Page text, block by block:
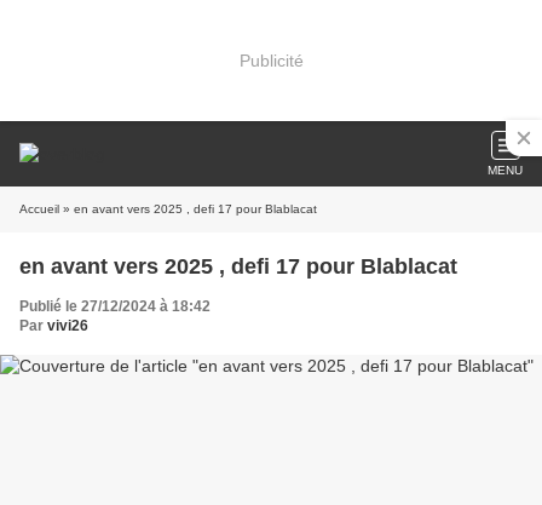
Publicité
MENU
Accueil » en avant vers 2025 , defi 17 pour Blablacat
en avant vers 2025 , defi 17 pour Blablacat
Publié le 27/12/2024 à 18:42
Par vivi26